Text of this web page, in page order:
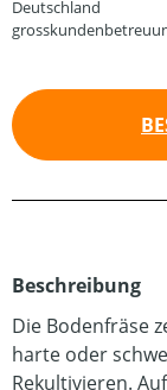
Deutschland
Beschreibung
Die Bodenfräse
harte oder
Rekultivieren.